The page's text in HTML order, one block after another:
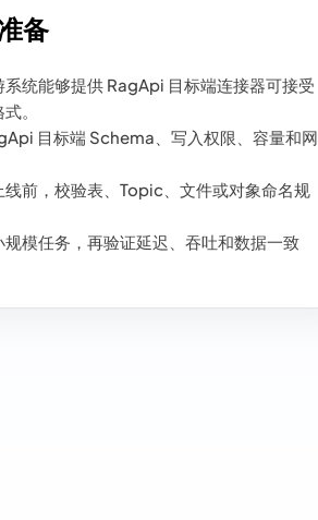
备
系统能够提供 RagApi 目标端连接器可接受
。
目标端 Schema、写入权限、容量和网
线前，校验表、Topic、文件或对象命名规
规模任务，再验证延迟、吞吐和数据一致